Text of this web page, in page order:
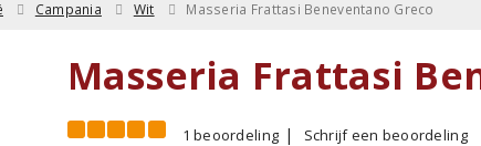
Campania Wit Masseria Frattasi Beneventano Greco
Masseria Frattasi
1 beoordeling Schrijf een beoordeling